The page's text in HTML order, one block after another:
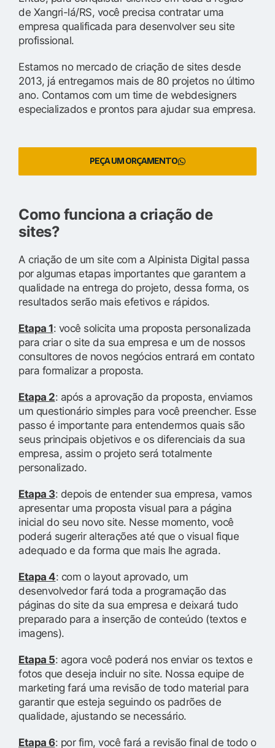
de Xangri-lá/RS, você precisa contratar uma
empresa qualificada para desenvolver seu site
profissional.
Estamos no mercado de criação de sites desde
2013, já entregamos mais de 80 projetos no último
ano. Contamos com um time de webdesigners
especializados e prontos para ajudar sua empresa.
PEÇA UM ORÇAMENTO
Como funciona a criação de
sites?
A criação de um site com a Alpinista Digital passa
por algumas etapas importantes que garantem a
qualidade na entrega do projeto, dessa forma, os
resultados serão mais efetivos e rápidos.
Etapa 1: você solicita uma proposta personalizada
para criar o site da sua empresa e um de nossos
consultores de novos negócios entrará em contato
para formalizar a proposta.
Etapa 2: após a aprovação da proposta, enviamos
um questionário simples para você preencher. Esse
passo é importante para entendermos quais são
seus principais objetivos e os diferenciais da sua
empresa, assim o projeto será totalmente
personalizado.
Etapa 3: depois de entender sua empresa, vamos
apresentar uma proposta visual para a página
inicial do seu novo site. Nesse momento, você
poderá sugerir alterações até que o visual fique
adequado e da forma que mais lhe agrada.
Etapa 4: com o layout aprovado, um
desenvolvedor fará toda a programação das
páginas do site da sua empresa e deixará tudo
preparado para a inserção de conteúdo (textos e
imagens).
Etapa 5: agora você poderá nos enviar os textos e
fotos que deseja incluir no site. Nossa equipe de
marketing fará uma revisão de todo material para
garantir que esteja seguindo os padrões de
qualidade, ajustando se necessário.
Etapa 6: por fim, você fará a revisão final de todo o